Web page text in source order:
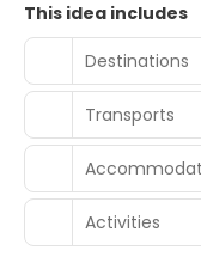
This idea includes
Destinations
Transports
Activities